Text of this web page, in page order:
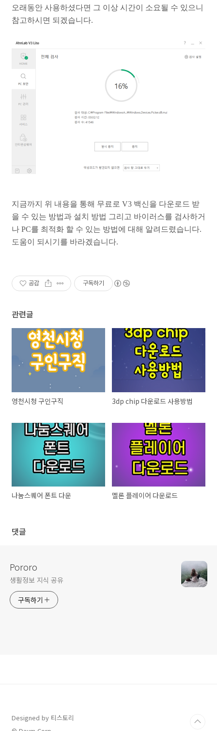
오래동안 사용하셨다면 그 이상 시간이 소요될 수 있으니
참고하시면 되겠습니다.
지금까지 위 내용을 통해 무료로 V3 백신을 다운로드 받
을 수 있는 방법과 설치 방법 그리고 바이러스를 검사하거
나 PC를 최적화 할 수 있는 방법에 대해 알려드렸습니다.
도움이 되시기를 바라겠습니다.
공감 구독하기
관련글
영천시청 구인구직 3dp chip 다운로드 사용방법
나눔스퀘어 폰트 다운 멜론 플레이어 다운로드
댓글
Pororo
생활정보 지식 공유
구독하기
Designed by 티스토리